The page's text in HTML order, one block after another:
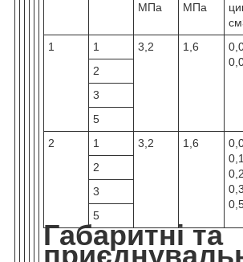
МПа
МПа
см
1 1 3,2 1,6
2
3
5
2
1 3,2 1,6
2
3
5
Габаритні та